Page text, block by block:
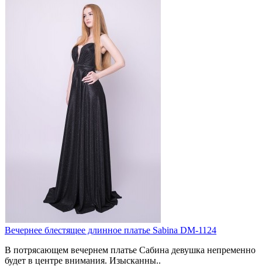
Вечернее блестящее длинное платье Sabina DM-1124
В потрясающем вечернем платье Сабина девушка непременно
будет в центре внимания. Изысканны..